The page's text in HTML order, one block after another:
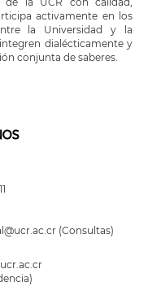
activamente en los
la Universidad y la
dialécticamente y
conjunta de saberes.
(Consultas)